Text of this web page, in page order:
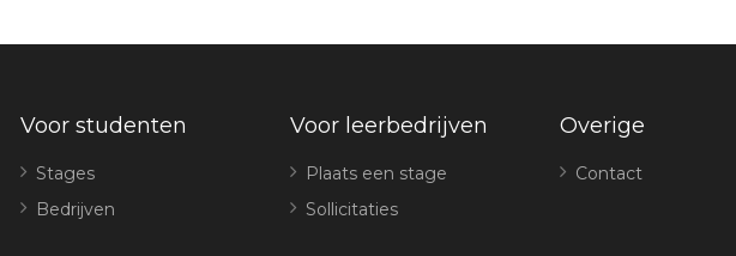
Voor studenten
Stages
Bedrijven
Voor leerbedrijven
Plaats een stage
Sollicitaties
Overige
Contact